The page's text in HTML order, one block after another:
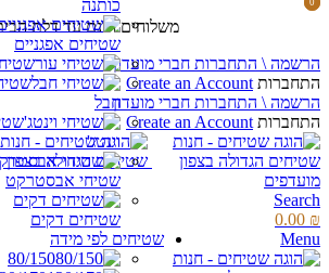
משלוחים חינם עד דלת
הרשמה \ התחברות חברי מועדון
התחברות Create an Account
הרשמה \ התחברות חברי מועדון
התחברות Create an Account
מועדפים
Search
0
0.00 ₪
Menu
0
כותנה
שטיחים אפגניים
חבל
וינטג'
שטיחי אבסטרקט
שטיחים דקים
שטיחים לפי מידה
80/150